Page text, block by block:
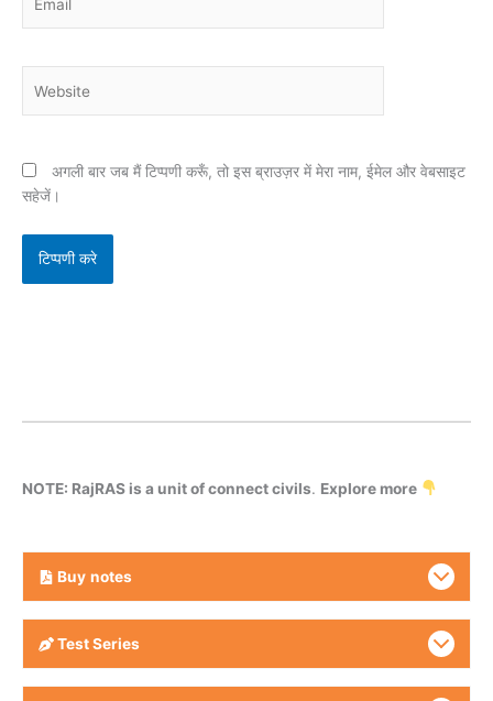
अगली बार जब मैं टिप्पणी करूँ, तो इस ब्राउज़र में मेरा नाम, ईमेल और वेबसाइट
सहेजें।
NOTE: RajRAS is a unit of connect civils. Explore more
Buy notes
Test Series